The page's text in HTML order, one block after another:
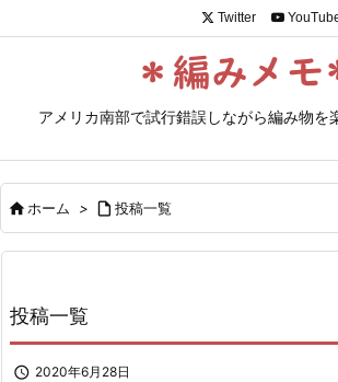
アメリカ南部で試行錯誤しながら編み物を
Twitter
ホーム >  投稿一覧
投稿一覧
 2020年6月28日